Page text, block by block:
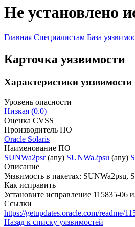
Не установлено
Главная Специалистам База
Карточка уязвимости
Характеристики уязвимости
Уровень опасности
Низкая (0.0)
Оценка CVSS
Производитель ПО
Oracle Solaris
Наименование ПО
SUNWa2psr(any) SUNWa2psu (any)
Описание
Уязвимость в пакетах:
Как исправить
Установите исправление 115835-06
Ссылки
https://getupdates.oracle.com/readme/
Назад к списку уязвимостей